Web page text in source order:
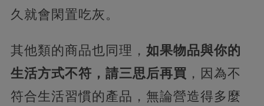
久就會閑置吃灰。
其他類的商品也同理， 如果物品與你的
生活方式不符，請三思后再買 ，因為不
符合生活習慣的產品，無論營造得多麼